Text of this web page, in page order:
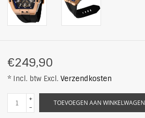
€249,90
* Incl. btw Excl. Verzendkosten
+
-
TOEVOEGEN AAN WINKELWAGEN